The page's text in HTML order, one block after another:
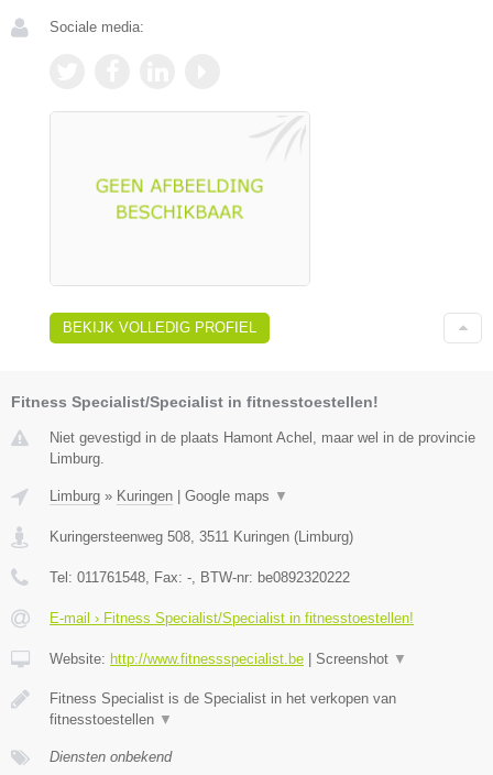
Sociale media:
BEKIJK VOLLEDIG PROFIEL
Fitness Specialist/Specialist in fitnesstoestellen!
Niet gevestigd in de plaats Hamont Achel, maar wel in de provincie
Limburg.
Limburg » Kuringen Google maps ▼
Kuringersteenweg 508 3511 Kuringen ( Limburg)
Tel: 011761548 , Fax: - , BTW-nr: be0892320222
E-mail › Fitness Specialist/Specialist in fitnesstoestellen!
Website: http://www.fitnessspecialist.be Screenshot ▼
Fitness Specialist is de Specialist in het verkopen van
fitnesstoestellen ▼
Diensten onbekend